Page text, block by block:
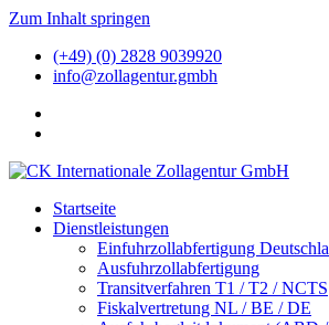
Zum Inhalt springen
(+49) (0) 2828 9039920
info@zollagentur.gmbh
Startseite
Dienstleistungen
Einfuhrzollabfertigung
Ausfuhrzollabfertigung
Transitverfahren T1 / T2 / NCTS
Fiskalvertretung NL / BE / DE